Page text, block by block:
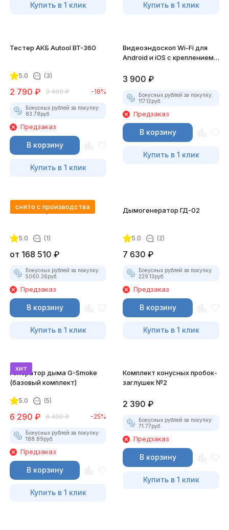
Купить в 1 клик Купить в 1 клик
Тестер АКБ Autool BT-360
5.0 (3)
2 790 ₽ 3 400 ₽ -18%
Бонусных рублей за покупку:
83.78руб.
Предзаказ
В корзину
Купить в 1 клик
Видеоэндоскоп Wi-Fi для
Android и iOS с креплением
3 900 ₽
Бонусных рублей за покупку:
117.12руб.
Предзаказ
В корзину
Купить в 1 клик
снято с производства
Автосканер FCAR F5-G
5.0 (1)
от 168 510 ₽
Бонусных рублей за покупку:
5060.36руб.
Предзаказ
В корзину
Купить в 1 клик
Дымогенератор ГД-02
5.0 (2)
7 630 ₽
Бонусных рублей за покупку:
229.13руб.
Предзаказ
В корзину
Купить в 1 клик
хит
Генератор дыма G-Smoke
(базовый комплект)
5.0 (5)
6 290 ₽ 8 400 ₽ -25%
Бонусных рублей за покупку:
188.89руб.
Предзаказ
В корзину
Купить в 1 клик
Комплект конусных пробок-
заглушек №2
2 390 ₽
Бонусных рублей за покупку:
71.77руб.
Предзаказ
В корзину
Купить в 1 клик